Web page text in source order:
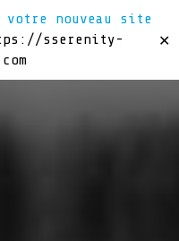
nouveau site
sserenity-
✕